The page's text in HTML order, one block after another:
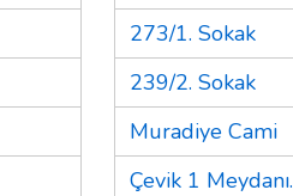
273/1. Sokak
239/2. Sokak
Muradiye Cami
Çevik 1 Meydanı.